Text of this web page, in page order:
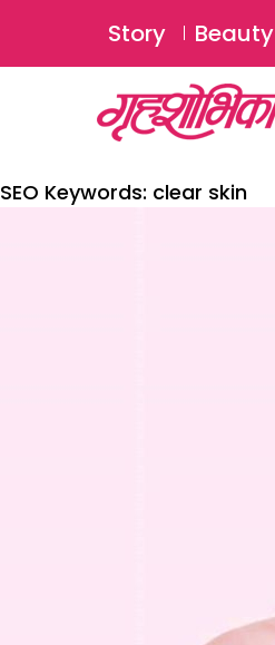
Story Beauty
SEO Keywords: clear skin